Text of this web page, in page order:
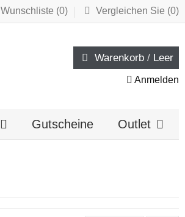
Wunschliste (0) Vergleichen Sie (0)
Warenkorb / Leer
Anmelden
Gutscheine Outlet